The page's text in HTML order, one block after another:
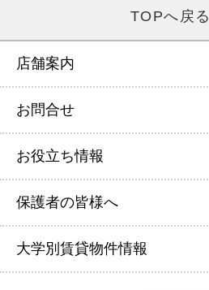
TOPへ戻る
店舗案内
お問合せ
お役立ち情報
保護者の皆様へ
大学別賃貸物件情報